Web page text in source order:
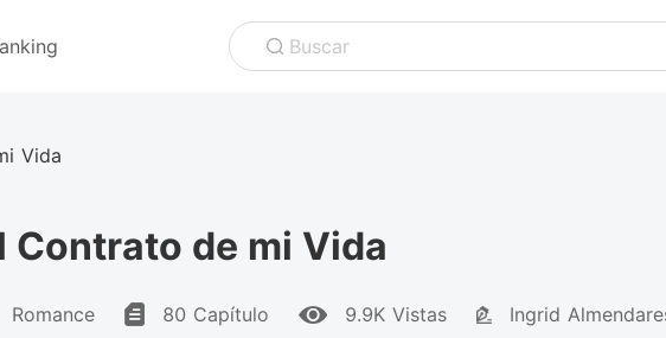
Buscar
Vida
Contrato de mi Vida
Romance 80 Capítulo 9.9K Vistas Ingrid